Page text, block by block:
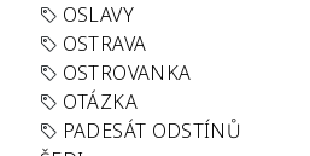
OSLAVY
OSTRAVA
OSTROVANKA
OTÁZKA
PADESÁT ODSTÍNŮ